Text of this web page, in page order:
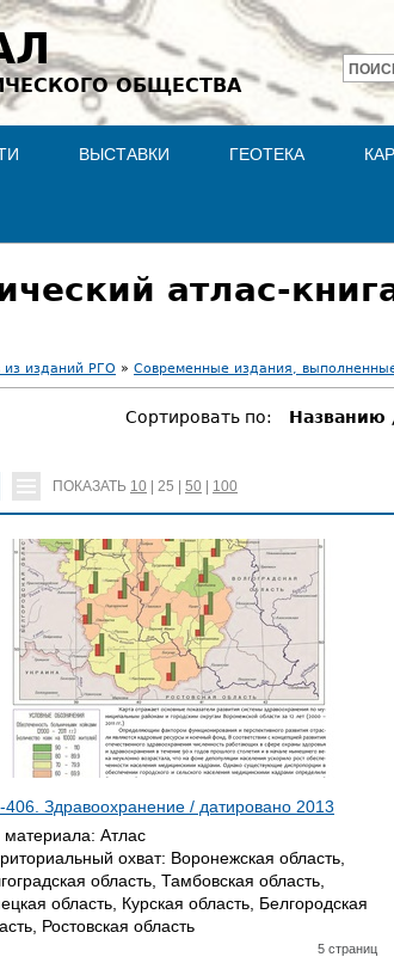
Jump to navigation
ОБЩЕСТВА
ВЫСТАВКИ ГЕОТЕКА
атлас-
из изданий РГО » Современные издания,
Сортировать по: Hазванию
ПОКАЗАТЬ 10 25 50 100
406. Здравоохранение / датировано 2013
материала: Атлас
охват: Воронежская область,
область, Тамбовская область,
область, Курская область, Белгородская
Ростовская область
5 страниц